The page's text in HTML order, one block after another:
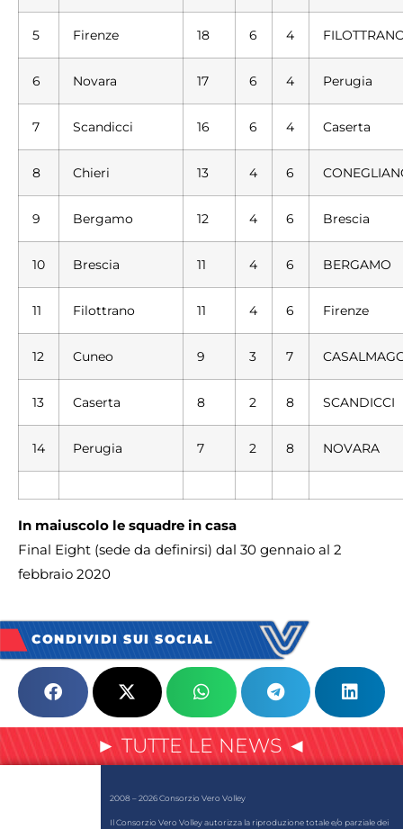
5 Firenze 18 6 4
6 Novara 17 6 4 Perugia
7 Scandicci 16 6 4 Caserta
8 Chieri 13 4 6
9 Bergamo 12 4 6 Brescia
10 Brescia 11 4 6 BERGAMO
11 Filottrano 11 4 6 Firenze
12 Cuneo 9 3 7
13 Caserta 8 2 8 SCANDICCI
14 Perugia 7 2 8 NOVARA
In maiuscolo le squadre in casa
Final Eight (sede da definirsi) dal 30 gennaio al 2
febbraio 2020
CONDIVIDI SUI SOCIAL
► TUTTE LE NEWS ◄
2008 – 2026 Consorzio Vero Volley
Il Consorzio Vero Volley autorizza la riproduzione totale e/o parziale dei